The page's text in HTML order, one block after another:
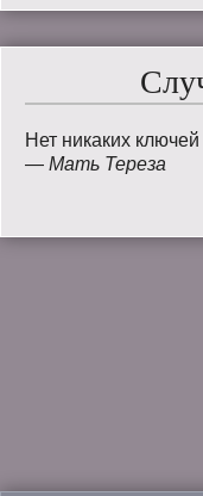
Нет никаких
— Мать Тереза